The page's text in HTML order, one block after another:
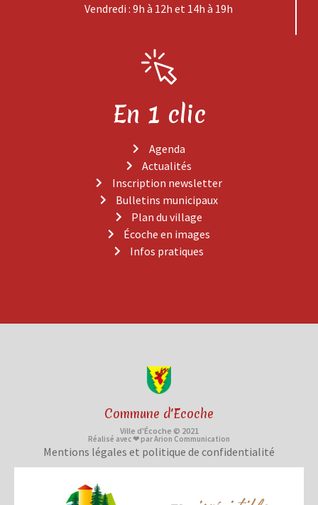
Vendredi : 9h à 12h et 14h à 19h
En 1 clic
Agenda
Actualités
Inscription newsletter
Bulletins municipaux
Plan du village
Écoche en images
Infos pratiques
Commune d'Ecoche
Ville d'Écoche © 2021
Réalisé avec ❤ par Arion Communication
Mentions légales et politique de confidentialité